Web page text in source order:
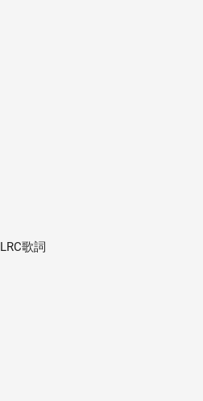
LRC歌詞